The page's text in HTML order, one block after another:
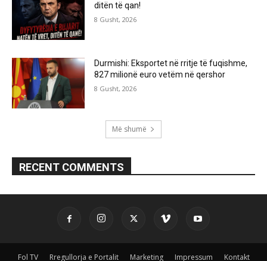
ditën të qan!
8 Gusht, 2026
Durmishi: Eksportet në rritje të fuqishme,
827 milionë euro vetëm në qershor
8 Gusht, 2026
Më shumë
RECENT COMMENTS
Fol TV Rregullorja e Portalit Marketing Impressum Kontakt